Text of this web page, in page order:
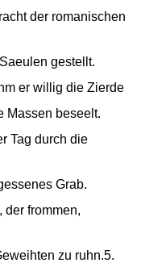
der romanischen
gestellt.
er willig die Zierde
Massen beseelt.
Tag durch die
Grab.
der frommen,
zu ruhn.5.